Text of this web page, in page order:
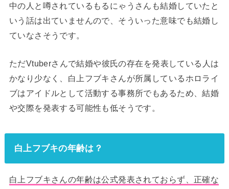
中の人と噂されているもるにゃうさんも結婚していたと
いう話は出ていませんので、そういった意味でも結婚し
ていなさそうです。
ただVtuberさんで結婚や彼氏の存在を発表している人は
かなり少なく、白上フブキさんが所属しているホロライ
ブはアイドルとして活動する事務所でもあるため、結婚
や交際を発表する可能性も低そうです。
白上フブキの年齢は？
白上フブキさんの年齢は公式発表されておらず、正確な